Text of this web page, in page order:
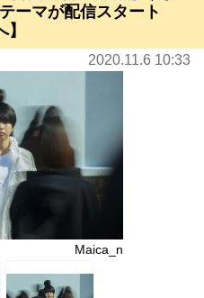
ーマが配信スタート
2020.11.6 10:33
Maica_n